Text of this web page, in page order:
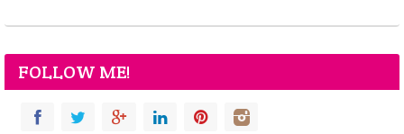
FOLLOW ME!